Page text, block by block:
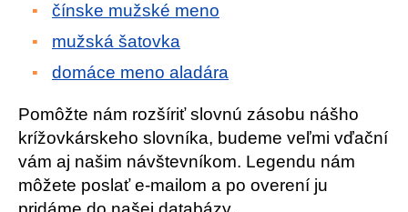
čínske mužské meno
mužská šatovka
domáce meno aladára
Pomôžte nám rozšíriť slovnú zásobu nášho
krížovkárskeho slovníka, budeme veľmi vďační
vám aj našim návštevníkom. Legendu nám
môžete poslať e-mailom a po overení ju